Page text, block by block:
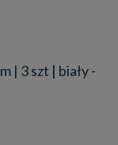
| 3 szt | biały -